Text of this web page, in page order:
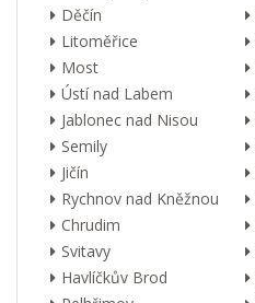
Děčín
Litoměřice
Most
Ústí nad Labem
Jablonec nad Nisou
Semily
Jičín
Rychnov nad Kněžnou
Chrudim
Svitavy
Havlíčkův Brod